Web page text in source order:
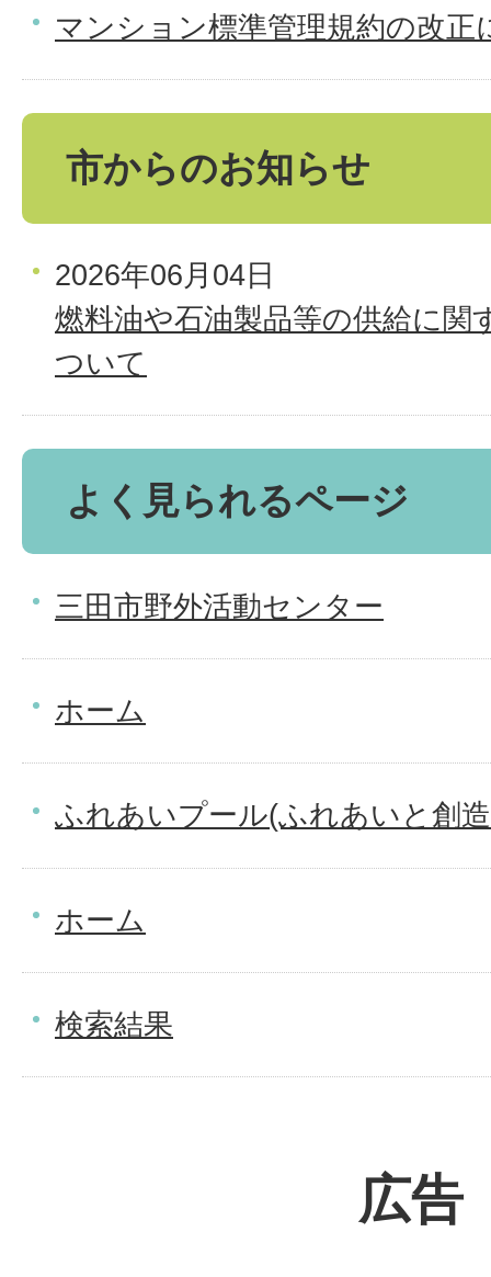
マンション標準管理規約の改正
市からのお知らせ
2026年06月04日
燃料油や石油製品等の供給に関
ついて
よく見られるページ
三田市野外活動センター
ホーム
ふれあいプール(ふれあいと創
ホーム
検索結果
広告